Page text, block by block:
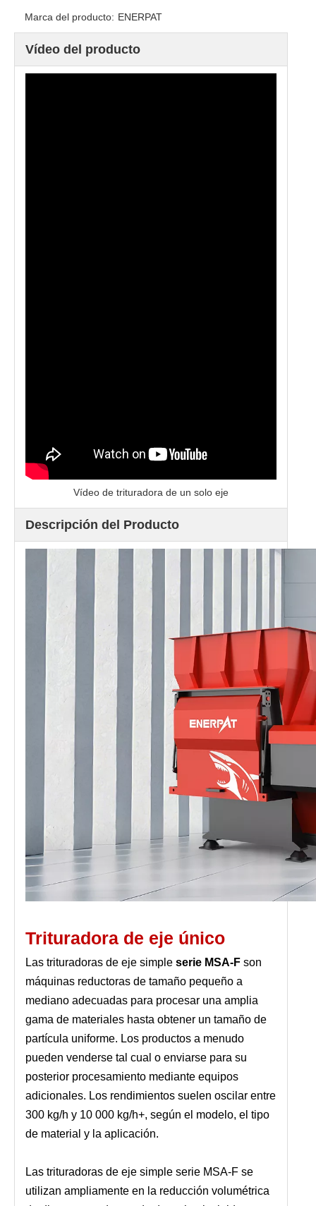
Marca del producto: ENERPAT
Vídeo del producto
Vídeo de trituradora de un solo eje
Descripción del Producto
Trituradora de eje único
Las trituradoras de eje simple serie MSA-F son
máquinas reductoras de tamaño pequeño a
mediano adecuadas para procesar una amplia
gama de materiales hasta obtener un tamaño de
partícula uniforme. Los productos a menudo
pueden venderse tal cual o enviarse para su
posterior procesamiento mediante equipos
adicionales. Los rendimientos suelen oscilar entre
300 kg/h y 10 000 kg/h+, según el modelo, el tipo
de material y la aplicación.
Las trituradoras de eje simple serie MSA-F se
utilizan ampliamente en la reducción volumétrica